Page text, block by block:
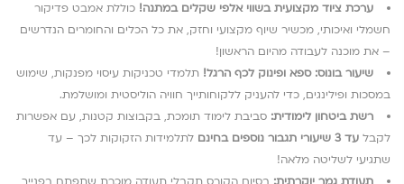
ערכת ציוד מקצועית בשווי אלפי שקלים במתנה! כוללת אמבט פדיקור
חשמלי ואיכותי, מכשיר שיוף מקצועי וחזק, את כל הכלים והחומרים הנדרשים
– את מוכנה לעבודה מהיום הראשון!
שיעור בונוס: ספא ופינוק לכף הרגל! תלמדי טכניקות עיסוי מפנקות, שימוש
במסכות ופילינגים, כדי להעניק ללקוחותייך חוויה הוליסטית ומושלמת.
רשת ביטחון לימודית: סביבת לימוד תומכת, בקבוצות קטנות, עם אפשרות
לקבל עד 3 שיעורי תגבור נוספים בחינם
לתלמידות הזקוקות לכך – עד
שתגיעי לשליטה מלאה!